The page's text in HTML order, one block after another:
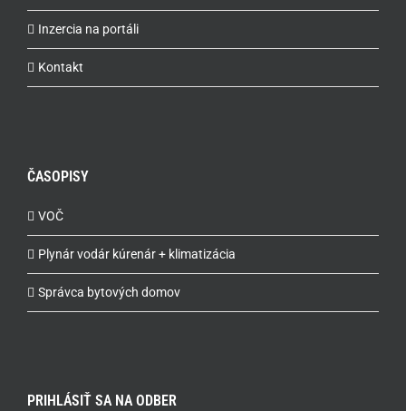
Inzercia na portáli
Kontakt
ČASOPISY
VOČ
Plynár vodár kúrenár + klimatizácia
Správca bytových domov
PRIHLÁSIŤ SA NA ODBER